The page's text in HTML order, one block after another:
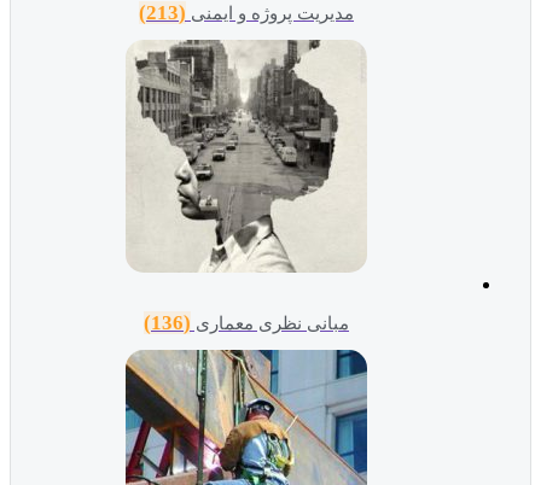
مدیریت پروژه و ایمنی (213)
مبانی نظری معماری (136)